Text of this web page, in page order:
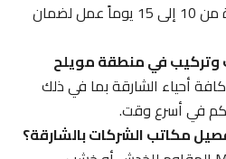
عملية التصميم والتنفيذ عادة من 10 إلى 15 يوماً عمل لضمان
في منطقة مويلح
الشارقة بما في ذلك
في أسرع وقت.
مكاتب الشركات بالشارقة؟